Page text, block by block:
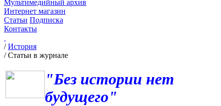
Мультимедийный архив
Интернет магазин
Статьи Подписка
Контакты
/История
/Статьи в журнале
"Без истории нет
будущего"